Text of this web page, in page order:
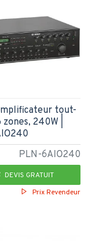
PLN-6AIO240
tout-
240W |
DEVIS GRATUIT
Prix Revendeur